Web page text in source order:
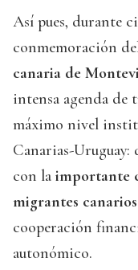
Así pues, durante
conmemoración
canaria de
intensa agenda de
máximo nivel
Canarias-
con la importante
migrantes canarios
cooperación
autonómico.